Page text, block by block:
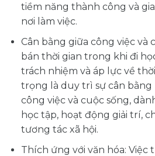
tiềm năng thành công và
nơi làm việc.
Cân bằng giữa công việc và
bán thời gian trong khi đi
trách nhiệm và áp lực về
trọng là duy trì sự cân bằng
công việc và cuộc sống,
học tập, hoạt động giải trí,
tương tác xã hội.
Thích ứng với văn hóa: Việc